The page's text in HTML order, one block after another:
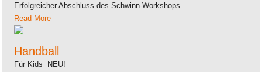
Erfolgreicher Abschluss des Schwinn-Workshops
Read More
Handball
Für Kids NEU!